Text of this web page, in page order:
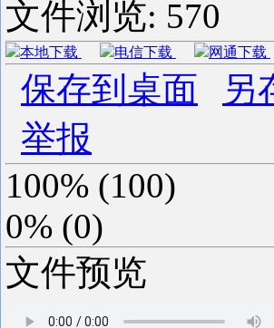
文件浏览: 570
本地下载 电信下载 网通下载
保存到桌面
另
举报
100% (100)
0% (0)
文件预览